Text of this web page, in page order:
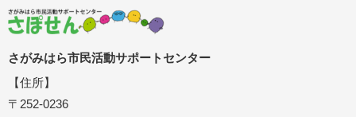
さがみはら市民活動サポートセンター
【住所】
〒252-0236